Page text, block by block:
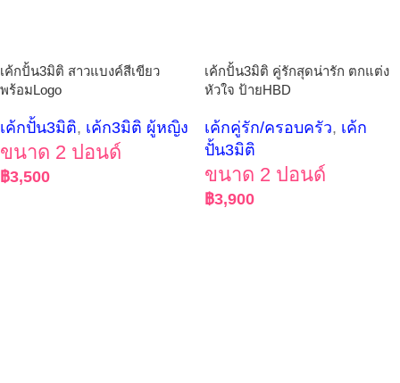
เค้กปั้น3มิติ สาวแบงค์สีเขียว
พร้อมLogo
เค้กปั้น3มิติ, เค้ก3มิติ ผู้หญิง
ขนาด 2 ปอนด์
฿3,500
เค้กปั้น3มิติ คู่รักสุดน่ารัก ตกแต่ง
หัวใจ ป้ายHBD
เค้กคู่รัก/ครอบครัว, เค้ก
ปั้น3มิติ
ขนาด 2 ปอนด์
฿3,900